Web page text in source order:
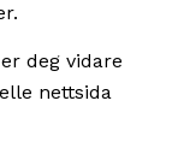
deg vidare
nettsida